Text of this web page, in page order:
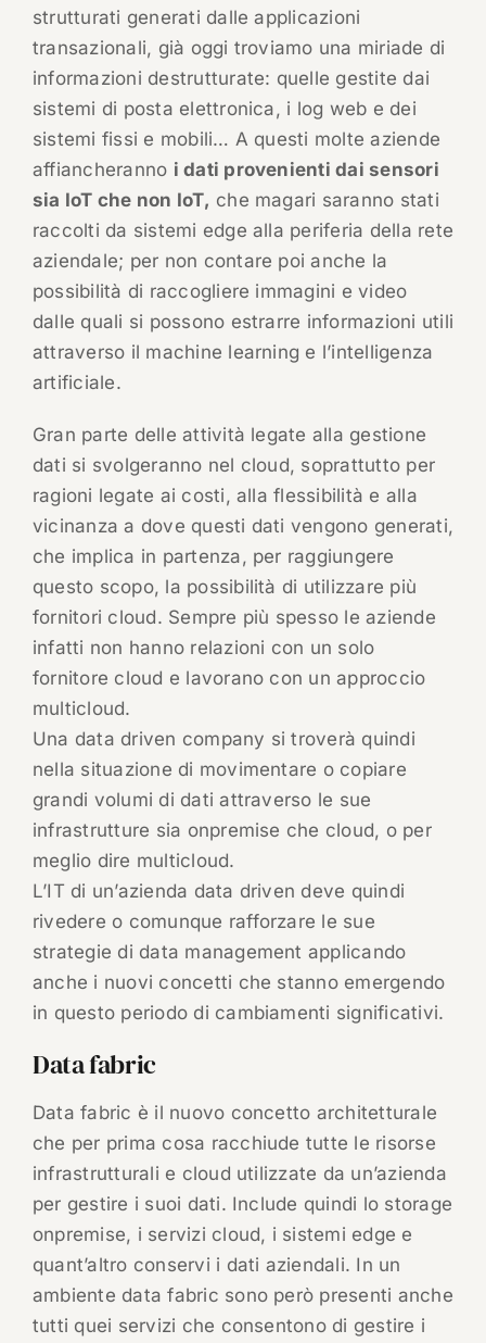
strutturati generati dalle applicazioni
transazionali, già oggi troviamo una miriade di
informazioni destrutturate: quelle gestite dai
sistemi di posta elettronica, i log web e dei
sistemi fissi e mobili… A questi molte aziende
affiancheranno i dati provenienti dai sensori
sia IoT che non IoT, che magari saranno stati
raccolti da sistemi edge alla periferia della rete
aziendale; per non contare poi anche la
possibilità di raccogliere immagini e video
dalle quali si possono estrarre informazioni utili
attraverso il machine learning e l’intelligenza
artificiale.
Gran parte delle attività legate alla gestione
dati si svolgeranno nel cloud, soprattutto per
ragioni legate ai costi, alla flessibilità e alla
vicinanza a dove questi dati vengono generati,
che implica in partenza, per raggiungere
questo scopo, la possibilità di utilizzare più
fornitori cloud. Sempre più spesso le aziende
infatti non hanno relazioni con un solo
fornitore cloud e lavorano con un approccio
multicloud.
Una data driven company si troverà quindi
nella situazione di movimentare o copiare
grandi volumi di dati attraverso le sue
infrastrutture sia onpremise che cloud, o per
meglio dire multicloud.
L’IT di un’azienda data driven deve quindi
rivedere o comunque rafforzare le sue
strategie di data management applicando
anche i nuovi concetti che stanno emergendo
in questo periodo di cambiamenti significativi.
Data fabric
Data fabric è il nuovo concetto architetturale
che per prima cosa racchiude tutte le risorse
infrastrutturali e cloud utilizzate da un’azienda
per gestire i suoi dati. Include quindi lo storage
onpremise, i servizi cloud, i sistemi edge e
quant’altro conservi i dati aziendali. In un
ambiente data fabric sono però presenti anche
tutti quei servizi che consentono di gestire i